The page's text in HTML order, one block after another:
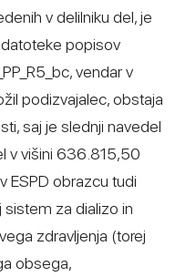
v delilniku del, je
popisov
vendar v
podizvajalec, obstaja
saj je slednji navedel
v višini 636.815,50
ESPD obrazcu tudi
za dializo in
zdravljenja (torej
obsega,